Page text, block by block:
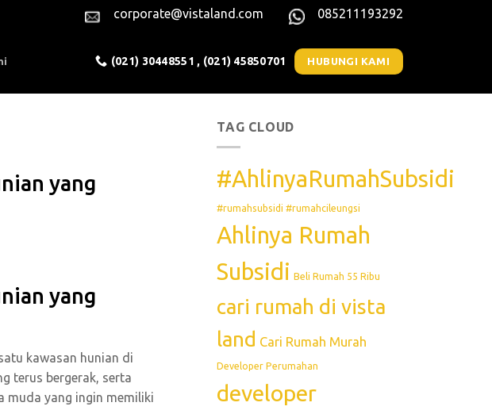
corporate@vistaland.com 085211193292
(021) 30448551 , (021) 45850701 HUBUNGI KAMI
yang
yang
kawasan hunian di
terus bergerak, serta
muda yang ingin memiliki
TAG CLOUD
#AhlinyaRumahSubsidi
#rumahsubsidi #rumahcileungsi
Ahlinya Rumah
Subsidi Beli Rumah 55 Ribu
cari rumah di vista
land Cari Rumah Murah
Developer Perumahan
developer